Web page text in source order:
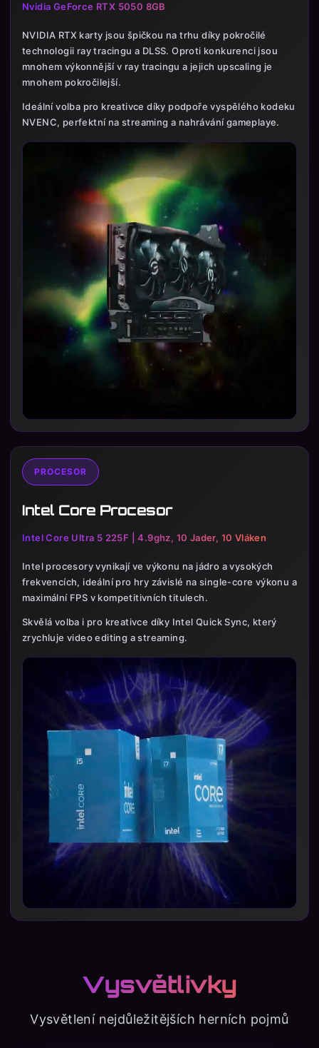
Nvidia GeForce RTX 5050 8GB
NVIDIA RTX karty jsou špičkou na trhu díky pokročilé
technologii ray tracingu a DLSS. Oproti konkurenci jsou
mnohem výkonnější v ray tracingu a jejich upscaling je
mnohem pokročilejší.
Ideální volba pro kreativce díky podpoře vyspělého kodeku
NVENC, perfektní na streaming a nahrávání gameplaye.
PROCESOR
Intel Core Procesor
Intel Core Ultra 5 225F | 4.9ghz, 10 Jader, 10 Vláken
Intel procesory vynikají ve výkonu na jádro a vysokých
frekvencích, ideální pro hry závislé na single-core výkonu a
maximální FPS v kompetitivních titulech.
Skvělá volba i pro kreativce díky Intel Quick Sync, který
zrychluje video editing a streaming.
Vysvětlivky
Vysvětlení nejdůležitějších herních pojmů